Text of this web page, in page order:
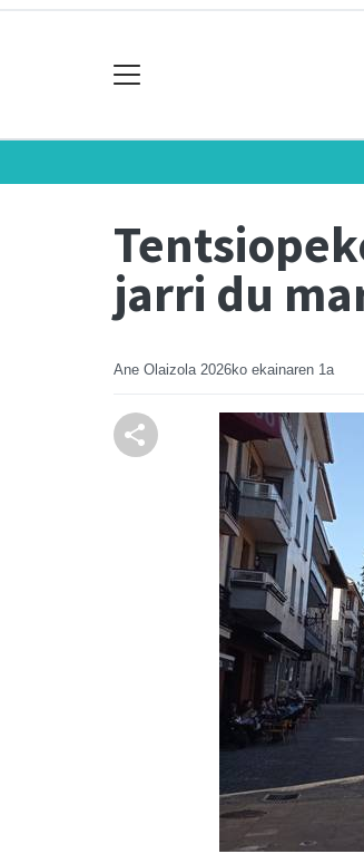
jarri du
Ane Olaizola 2026ko ekainaren 1a